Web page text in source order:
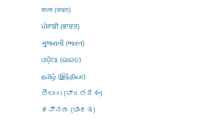
বাংলা (ভারত)
ਪੰਜਾਬੀ (ਭਾਰਤ)
ગુજરાતી (ભારત)
ଓଡ଼ିଆ (ଭାରତ)
தமிழ் (இந்தியா)
తెలుగు (భారతదేశం)
ಕನ್ನಡ (ಭಾರತ)